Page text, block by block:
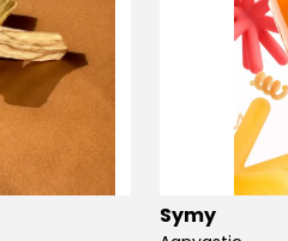
Symy